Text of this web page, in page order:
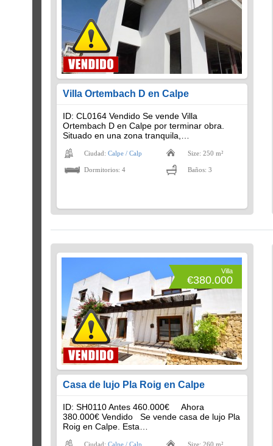
Villa Ortembach D en Calpe
ID: CL0164 Vendido Se vende Villa
Ortembach D en Calpe por terminar obra.
Situado en una zona tranquila,…
Ciudad: Calpe / Calp Size: 250 m²
Dormitorios: 4 Baños: 3
Villa
€380.000
Casa de lujo Pla Roig en Calpe
ID: SH0110 Antes 460.000€ Ahora
380.000€ Vendido Se vende casa de lujo Pla
Roig en Calpe. Esta…
Ciudad: Calpe / Calp Size: 260 m²